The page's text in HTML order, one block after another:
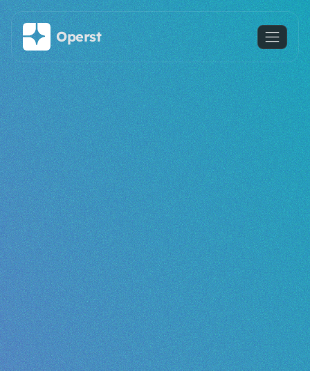
주요 콘텐츠로 건너뛰기
Operst